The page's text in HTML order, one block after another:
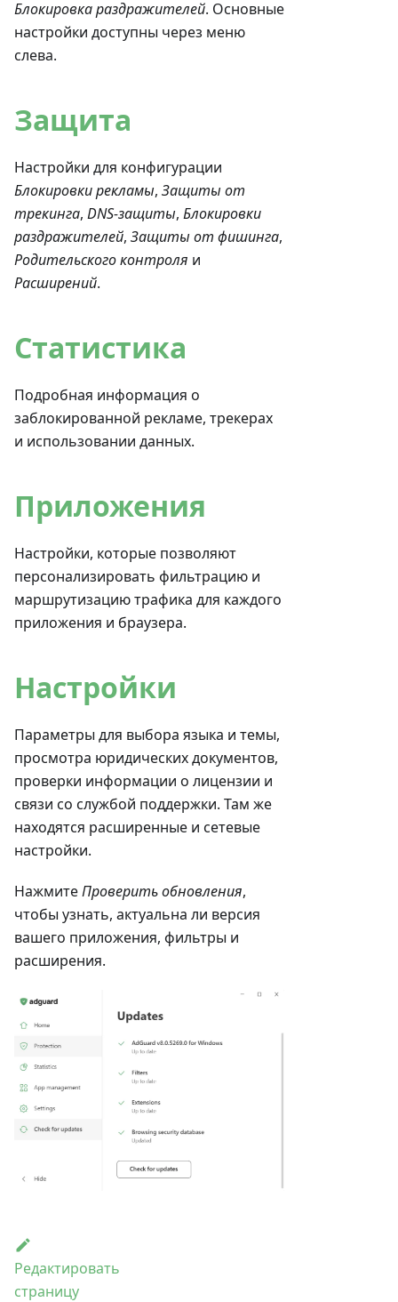
Блокировка раздражителей. Основные
настройки доступны через меню
слева.
Защита
Настройки для конфигурации
Блокировки рекламы, Защиты от
трекинга, DNS-защиты, Блокировки
раздражителей, Защиты от фишинга,
Родительского контроля и
Расширений.
Статистика
Подробная информация о
заблокированной рекламе, трекерах
и использовании данных.
Приложения
Настройки, которые позволяют
персонализировать фильтрацию и
маршрутизацию трафика для каждого
приложения и браузера.
Настройки
Параметры для выбора языка и темы,
просмотра юридических документов,
проверки информации о лицензии и
связи со службой поддержки. Там же
находятся расширенные и сетевые
настройки.
НажмитеПроверить обновления,
чтобы узнать, актуальна ли версия
вашего приложения, фильтры и
расширения.
Редактировать
страницу